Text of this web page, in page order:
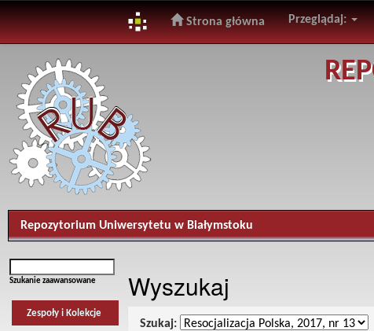
navigation
Strona główna Przeglądaj:
Repozytorium Uniwersytetu w Białymstoku
Szukanie zaawansowane
Zespoły i Kolekcje
Wyszukaj
Szukaj: